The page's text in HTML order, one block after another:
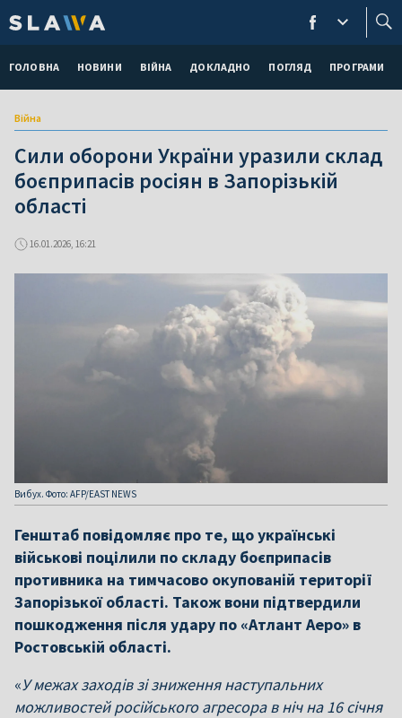
ГОЛОВНА НОВИНИ ВІЙНА ДОКЛАДНО ПОГЛЯД ПРОГРАМИ
Війна
Сили оборони України уразили склад
боєприпасів росіян в Запорізькій
області
16.01.2026, 16:21
Вибух. Фото: AFP/EAST NEWS
Генштаб повідомляє про те, що українські
військові поцілили по складу боєприпасів
противника на тимчасово окупованій території
Запорізької області. Також вони підтвердили
пошкодження після удару по «Атлант Аеро» в
Ростовській області.
«У межах заходів зі зниження наступальних
можливостей російського агресора в ніч на 16 січня